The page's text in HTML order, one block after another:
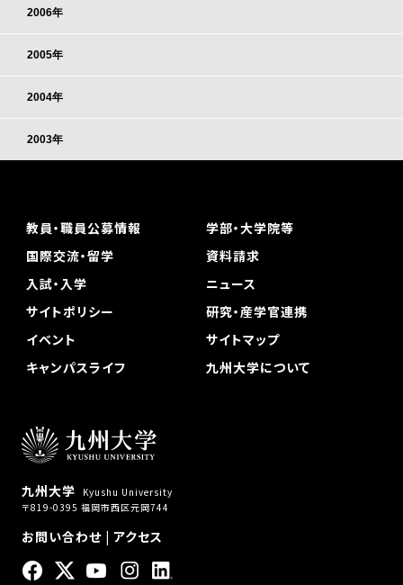
2006年
2005年
2004年
2003年
九州大学
Kyushu University
〒819-0395 福岡市西区元岡744
お問い合わせ| アクセス
教員・職員公募情報
学部・大学院等
国際交流・留学
資料請求
入試・入学
ニュース
サイトポリシー
研究・産学官連携
イベント
サイトマップ
キャンパスライフ
九州大学について